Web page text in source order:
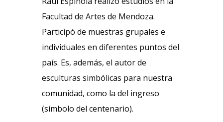
Facultad de Artes de Mendoza.
Participó de muestras grupales e
individuales en diferentes puntos del
país. Es, además, el autor de
esculturas simbólicas para nuestra
comunidad, como la del ingreso
(símbolo del centenario).